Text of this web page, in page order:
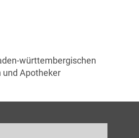
württembergischen
Apotheker